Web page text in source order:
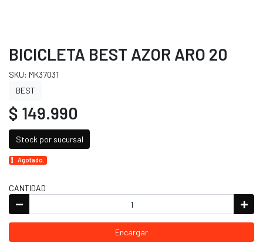
BICICLETA BEST AZOR ARO 20
SKU: MK37031
BEST
$ 149.990
Stock por sucursal
Agotado.
CANTIDAD
Encargar